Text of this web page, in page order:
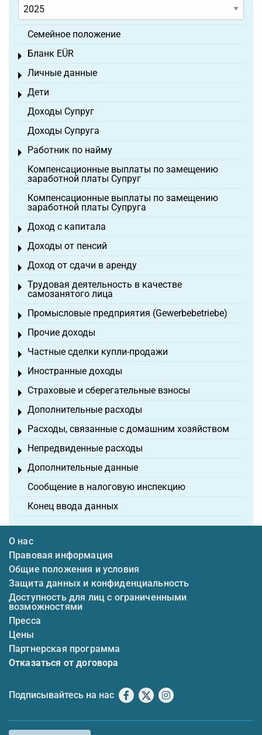
Семейное положение
Бланк EÜR
Toggle menu
Личные данные
Toggle menu
Дети
Toggle menu
Доходы Супруг
Доходы Супруга
Работник по найму
Toggle menu
Компенсационные выплаты по замещению
заработной платы Супруг
Компенсационные выплаты по замещению
заработной платы Супруга
Доход с капитала
Toggle menu
Доходы от пенсий
Toggle menu
Доход от сдачи в аренду
Toggle menu
Трудовая деятельность в качестве
самозанятого лица
Toggle menu
Промысловые предприятия (Gewerbebetriebe)
Toggle menu
Прочие доходы
Toggle menu
Частные сделки купли-продажи
Toggle menu
Иностранные доходы
Toggle menu
Страховые и сберегательные взносы
Toggle menu
Дополнительные расходы
Toggle menu
Расходы, связанные с домашним хозяйством
Toggle menu
Непредвиденные расходы
Toggle menu
Дополнительные данные
Toggle menu
Сообщение в налоговую инспекцию
Конец ввода данных
О нас
Правовая информация
Общие положения и условия
Защита данных и конфиденциальность
Доступность для лиц с ограниченными
возможностями
Пресса
Цены
Партнерская программа
Отказаться от договора
Подписывайтесь на нас Facebook
X Instagram